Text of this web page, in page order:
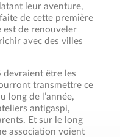
leur aventure,
de cette première
est de renouveler
avec des villes
devraient être les
transmettre ce
long de l’année,
antigaspi,
Et sur le long
association voient